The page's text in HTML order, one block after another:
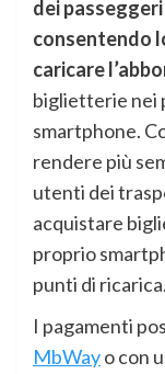
dei
consentendo
caricare
biglietterie nei
smartphone.
rendere più
utenti dei
acquistare
proprio
punti di ricarica.
I pagamenti
MbWayo con